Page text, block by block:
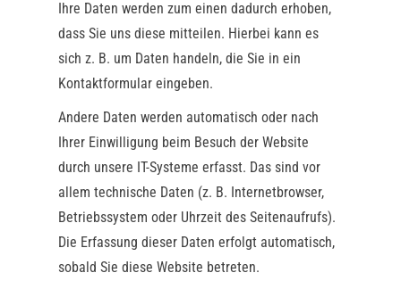
Ihre Daten werden zum einen dadurch erhoben,
dass Sie uns diese mitteilen. Hierbei kann es
sich z. B. um Daten handeln, die Sie in ein
Kontaktformular eingeben.
Andere Daten werden automatisch oder nach
Ihrer Einwilligung beim Besuch der Website
durch unsere IT-Systeme erfasst. Das sind vor
allem technische Daten (z. B. Internetbrowser,
Betriebssystem oder Uhrzeit des Seitenaufrufs).
Die Erfassung dieser Daten erfolgt automatisch,
sobald Sie diese Website betreten.